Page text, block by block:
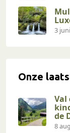
3
Onze
Val
de
8